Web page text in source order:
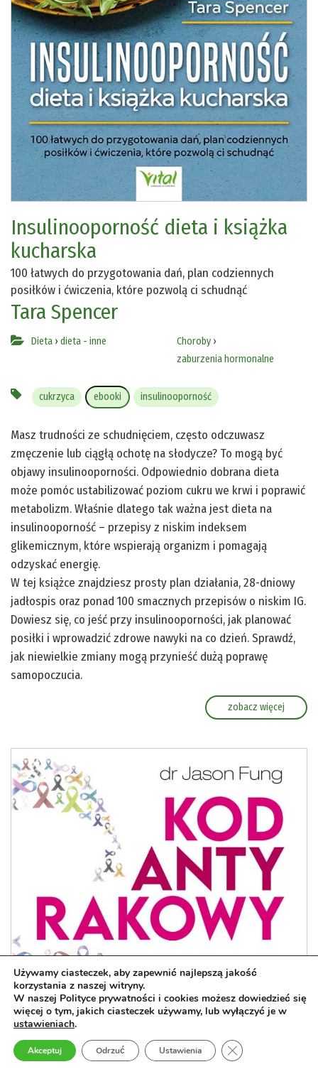
Insulinooporność dieta i książka
kucharska
100 łatwych do przygotowania dań, plan codziennych
posiłków i ćwiczenia, które pozwolą ci schudnąć
Tara Spencer
Dieta › dieta - inne Choroby›
zaburzenia hormonalne
cukrzyca ebooki insulinooporność
Masz trudności ze schudnięciem, często odczuwasz
zmęczenie lub ciągłą ochotę na słodycze? To mogą być
objawy insulinooporności. Odpowiednio dobrana dieta
może pomóc ustabilizować poziom cukru we krwi i poprawić
metabolizm. Właśnie dlatego tak ważna jest dieta na
insulinooporność – przepisy z niskim indeksem
glikemicznym, które wspierają organizm i pomagają
odzyskać energię.
W tej książce znajdziesz prosty plan działania, 28-dniowy
jadłospis oraz ponad 100 smacznych przepisów o niskim IG.
Dowiesz się, co jeść przy insulinooporności, jak planować
posiłki i wprowadzić zdrowe nawyki na co dzień. Sprawdź,
jak niewielkie zmiany mogą przynieść dużą poprawę
samopoczucia.
zobacz więcej
Używamy ciasteczek, aby zapewnić najlepszą jakość
korzystania z naszej witryny.
W naszej Polityce prywatności i cookies możesz dowiedzieć się
więcej o tym, jakich ciasteczek używamy, lub wyłączyć je w
ustawieniach.
Akceptuj Odrzuć Ustawienia Zamknij panel